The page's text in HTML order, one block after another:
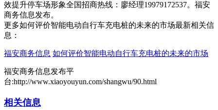
效提升停车场形象全国招商热线：廖经理19979172537。福安
商务信息发布。
更多如何评价智能电动自行车充电桩的未来的市场最新相关信
息：
福安商务信息 如何评价智能电动自行车充电桩的未来的市场
福安商务信息发布平
台:http://www.xiaoyouyun.com/shangwu/90.html
相关信息